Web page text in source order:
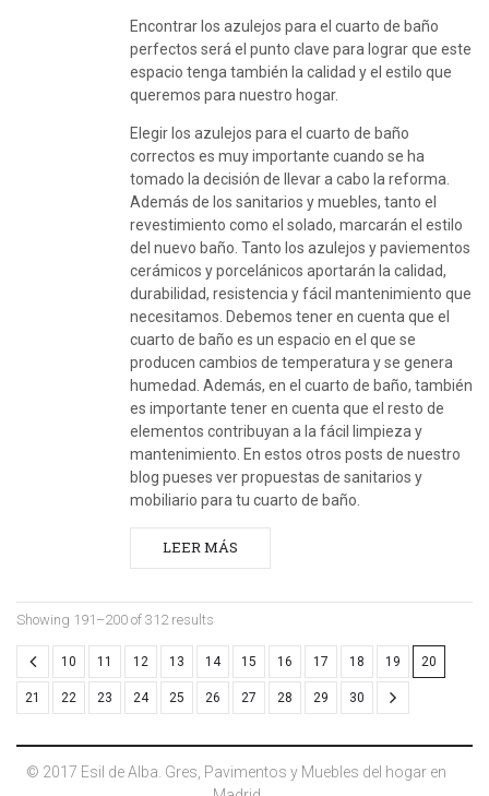
Encontrar los azulejos para el cuarto de baño
perfectos será el punto clave para lograr que este
espacio tenga también la calidad y el estilo que
queremos para nuestro hogar.
Elegir los azulejos para el cuarto de baño
correctos es muy importante cuando se ha
tomado la decisión de llevar a cabo la reforma.
Además de los sanitarios y muebles, tanto el
revestimiento como el solado, marcarán el estilo
del nuevo baño. Tanto los azulejos y paviementos
cerámicos y porcelánicos aportarán la calidad,
durabilidad, resistencia y fácil mantenimiento que
necesitamos. Debemos tener en cuenta que el
cuarto de baño es un espacio en el que se
producen cambios de temperatura y se genera
humedad. Además, en el cuarto de baño, también
es importante tener en cuenta que el resto de
elementos contribuyan a la fácil limpieza y
mantenimiento. En estos otros posts de nuestro
blog pueses ver propuestas de sanitarios y
mobiliario para tu cuarto de baño.
LEER MÁS
Showing 191–200 of 312 results
10 11 12 13 14 15 16 17 18 19 20
21 22 23 24 25 26 27 28 29 30
© 2017 Esil de Alba. Gres, Pavimentos y Muebles del hogar en